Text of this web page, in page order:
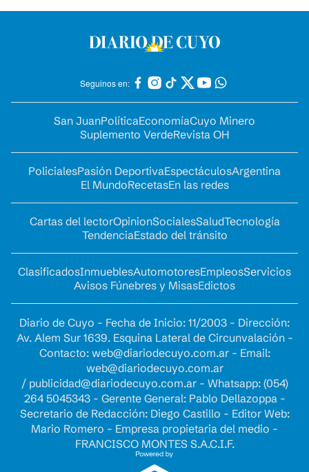
Seguinos en:
San JuanPolíticaEconomíaCuyo Minero
Suplemento VerdeRevista OH
PolicialesPasión DeportivaEspectáculosArgentina
El MundoRecetasEn las redes
Cartas del lectorOpinionSocialesSaludTecnología
TendenciaEstado del tránsito
ClasificadosInmueblesAutomotoresEmpleosServicios
Avisos Fúnebres y MisasEdictos
Diario de Cuyo - Fecha de Inicio: 11/2003 - Dirección:
Av. Alem Sur 1639. Esquina Lateral de Circunvalación -
Contacto: web@diariodecuyo.com.ar- Email:
web@diariodecuyo.com.ar
/ publicidad@diariodecuyo.com.ar- Whatsapp: (054)
264 5045343 - Gerente General: Pablo Dellazoppa -
Secretario de Redacción: Diego Castillo - Editor Web:
Mario Romero - Empresa propietaria del medio -
FRANCISCO MONTES S.A.C.I.F.